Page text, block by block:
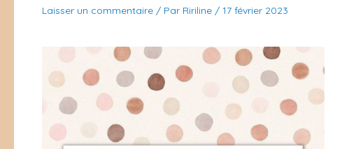
Laisser un commentaire / Par Ririline / 17 février 2023